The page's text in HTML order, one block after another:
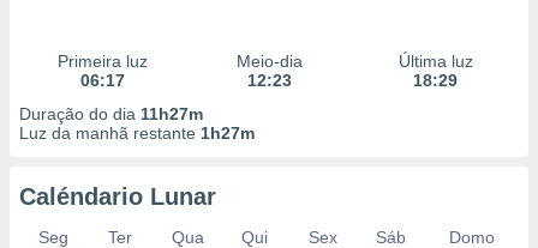
Primeira luz
06:17
Meio-dia
12:23
Última luz
18:29
Duração do dia 11h27m
Luz da manhã restante 1h27m
Caléndario Lunar
Seg Ter Qua Qui Sex Sáb
Domo